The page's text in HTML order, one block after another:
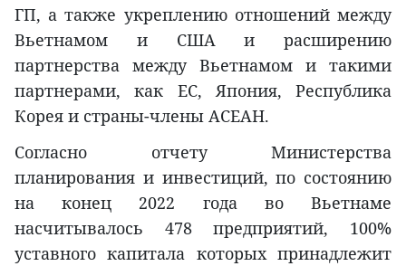
ГП, а также укреплению отношений между
Вьетнамом и США и расширению
партнерства между Вьетнамом и такими
партнерами, как ЕС, Япония, Республика
Корея и страны-члены АСЕАН.
Согласно отчету Министерства
планирования и инвестиций, по состоянию
на конец 2022 года во Вьетнаме
насчитывалось 478 предприятий, 100%
уставного капитала которых принадлежит